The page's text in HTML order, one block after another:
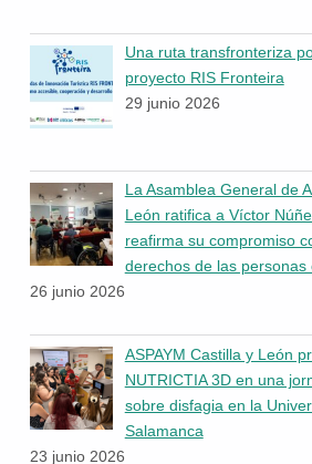
Una ruta transfronteriza
proyecto RIS Fronteira
29 junio 2026
La Asamblea General de
León ratifica a Víctor
reafirma su compromiso
derechos de las personas
26 junio 2026
ASPAYM Castilla y León
NUTRICTIA 3D en una
sobre disfagia en la
Salamanca
23 junio 2026